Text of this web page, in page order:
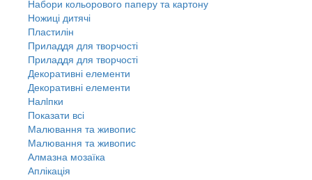
Набори кольорового паперу та картону
Ножиці дитячі
Пластилін
Приладдя для творчості
Приладдя для творчості
Декоративні елементи
Декоративні елементи
Налiпки
Показати всі
Малювання та живопис
Малювання та живопис
Алмазна мозаїка
Аплікація